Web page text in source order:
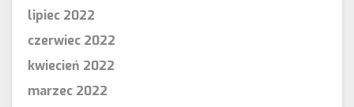
lipiec 2022
czerwiec 2022
kwiecień 2022
marzec 2022